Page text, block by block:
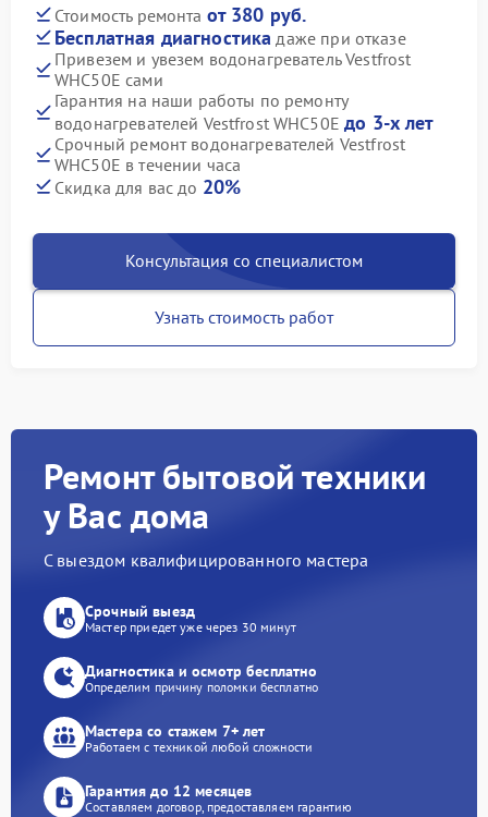
Стоимость ремонта от 380 руб.
Бесплатная диагностика даже при отказе
Привезем и увезем водонагреватель Vestfrost
WHC50E сами
Гарантия на наши работы по ремонту
водонагревателей Vestfrost WHC50Eдо 3-х лет
Срочный ремонт водонагревателей Vestfrost
WHC50E в течении часа
Скидка для вас до 20%
Консультация со специалистом
Узнать стоимость работ
Ремонт бытовой техники
у Вас дома
С выездом квалифицированного мастера
Срочный выезд
Мастер приедет уже через 30 минут
Диагностика и осмотр бесплатно
Определим причину поломки бесплатно
Мастера со стажем 7+ лет
Работаем с техникой любой сложности
Гарантия до 12 месяцев
Составляем договор, предоставляем гарантию